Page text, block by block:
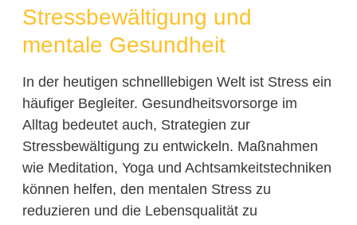
Stressbewältigung und
mentale Gesundheit
In der heutigen schnelllebigen Welt ist Stress ein
häufiger Begleiter. Gesundheitsvorsorge im
Alltag bedeutet auch, Strategien zur
Stressbewältigung zu entwickeln. Maßnahmen
wie Meditation, Yoga und Achtsamkeitstechniken
können helfen, den mentalen Stress zu
reduzieren und die Lebensqualität zu